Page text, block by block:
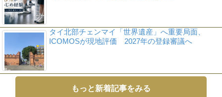
タイ北部チェンマイ「世界遺産」へ重要局面、
ICOMOSが現地評価 2027年の登録審議へ
もっと新着記事をみる